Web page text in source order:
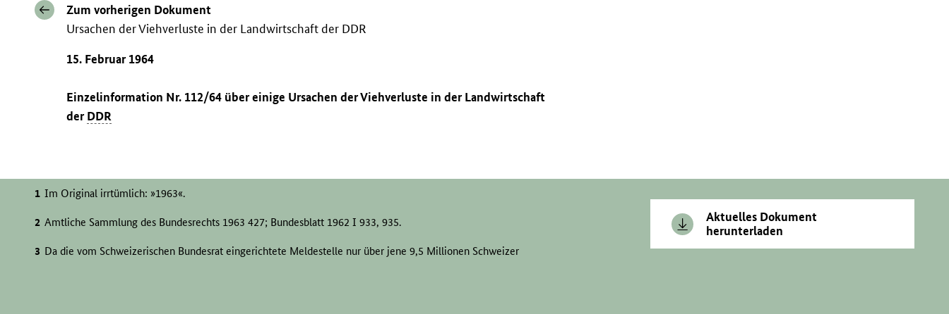
Zum vorherigen Dokument
Ursachen der Viehverluste in der Landwirtschaft der DDR
15. Februar 1964
Einzelinformation Nr. 112/64 über einige Ursachen der Viehverluste in der Landwirtschaft
derDDR
Im Original irrtümlich: »1963«.
Amtliche Sammlung des Bundesrechts 1963 427; Bundesblatt 1962 I 933, 935.
Da die vom Schweizerischen Bundesrat eingerichtete Meldestelle nur über jene 9,5 Millionen Schweizer
Aktuelles Dokument
herunterladen